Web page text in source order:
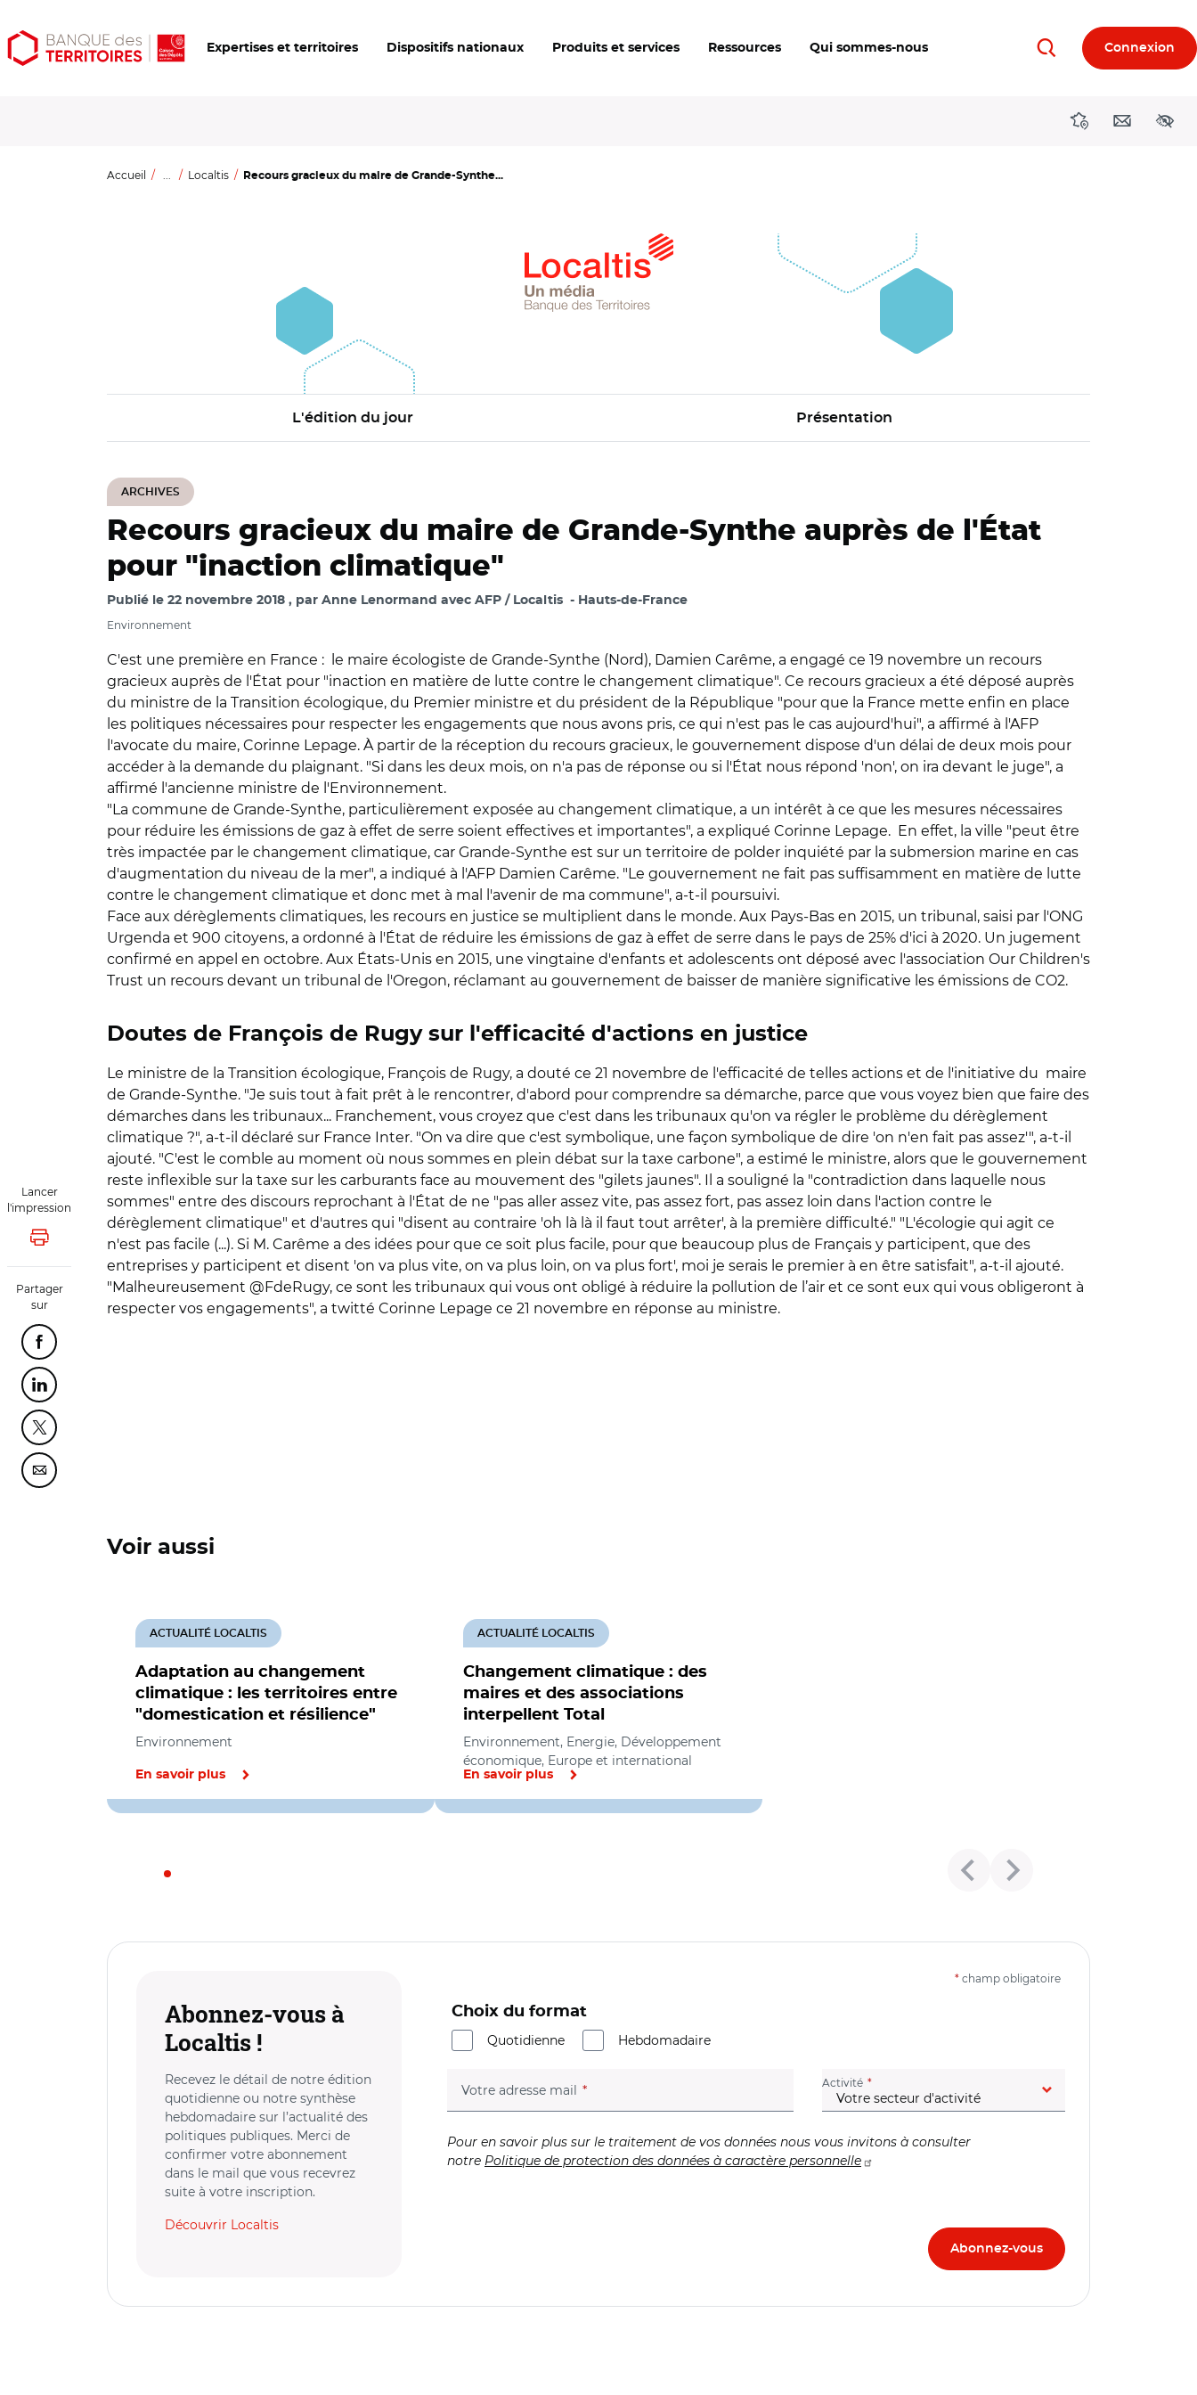
Aller
au
Aller
au
Ouvrir
les
Expertises et territoires Dispositifs nationaux Produits et services Ressources Qui sommes-nous RechercherConnexion
DirectionsContact
Accueil ... Localtis Recours gracieux du maire de Grande-Synthe...
L'édition du jour Présentation
ARCHIVES
Lancer
l'impression
Lancer l'impression
Partager
sur
Partager cette page sur Facebook
Partager cette page sur Linkedin
Partager cette page sur Twitter
Partager cette page sur Courriel
Recours gracieux du maire de Grande-Synthe auprès de l'État
pour "inaction climatique"
Publié le 22 novembre 2018 par Anne Lenormand avec AFP / Localtis Hauts-de-France
Environnement
C'est une première en France : le maire écologiste de Grande-Synthe (Nord), Damien Carême, a engagé ce 19 novembre un recours
gracieux auprès de l'État pour "inaction en matière de lutte contre le changement climatique". Ce recours gracieux a été déposé auprès
du ministre de la Transition écologique, du Premier ministre et du président de la République "pour que la France mette enfin en place
les politiques nécessaires pour respecter les engagements que nous avons pris, ce qui n'est pas le cas aujourd'hui", a affirmé à l'AFP
l'avocate du maire, Corinne Lepage. À partir de la réception du recours gracieux, le gouvernement dispose d'un délai de deux mois pour
accéder à la demande du plaignant. "Si dans les deux mois, on n'a pas de réponse ou si l'État nous répond 'non', on ira devant le juge", a
affirmé l'ancienne ministre de l'Environnement.
"La commune de Grande-Synthe, particulièrement exposée au changement climatique, a un intérêt à ce que les mesures nécessaires
pour réduire les émissions de gaz à effet de serre soient effectives et importantes", a expliqué Corinne Lepage. En effet, la ville "peut être
très impactée par le changement climatique, car Grande-Synthe est sur un territoire de polder inquiété par la submersion marine en cas
d'augmentation du niveau de la mer", a indiqué à l'AFP Damien Carême. "Le gouvernement ne fait pas suffisamment en matière de lutte
contre le changement climatique et donc met à mal l'avenir de ma commune", a-t-il poursuivi.
Face aux dérèglements climatiques, les recours en justice se multiplient dans le monde. Aux Pays-Bas en 2015, un tribunal, saisi par l'ONG
Urgenda et 900 citoyens, a ordonné à l'État de réduire les émissions de gaz à effet de serre dans le pays de 25% d'ici à 2020. Un jugement
confirmé en appel en octobre. Aux États-Unis en 2015, une vingtaine d'enfants et adolescents ont déposé avec l'association Our Children's
Trust un recours devant un tribunal de l'Oregon, réclamant au gouvernement de baisser de manière significative les émissions de CO2.
Doutes de François de Rugy sur l'efficacité d'actions en justice
Le ministre de la Transition écologique, François de Rugy, a douté ce 21 novembre de l'efficacité de telles actions et de l'initiative du maire
de Grande-Synthe. "Je suis tout à fait prêt à le rencontrer, d'abord pour comprendre sa démarche, parce que vous voyez bien que faire des
démarches dans les tribunaux... Franchement, vous croyez que c'est dans les tribunaux qu'on va régler le problème du dérèglement
climatique ?", a-t-il déclaré sur France Inter. "On va dire que c'est symbolique, une façon symbolique de dire 'on n'en fait pas assez'", a-t-il
ajouté. "C'est le comble au moment où nous sommes en plein débat sur la taxe carbone", a estimé le ministre, alors que le gouvernement
reste inflexible sur la taxe sur les carburants face au mouvement des "gilets jaunes". Il a souligné la "contradiction dans laquelle nous
sommes" entre des discours reprochant à l'État de ne "pas aller assez vite, pas assez fort, pas assez loin dans l'action contre le
dérèglement climatique" et d'autres qui "disent au contraire 'oh là là il faut tout arrêter', à la première difficulté." "L'écologie qui agit ce
n'est pas facile (...). Si M. Carême a des idées pour que ce soit plus facile, pour que beaucoup plus de Français y participent, que des
entreprises y participent et disent 'on va plus vite, on va plus loin, on va plus fort', moi je serais le premier à en être satisfait", a-t-il ajouté.
"Malheureusement @FdeRugy, ce sont les tribunaux qui vous ont obligé à réduire la pollution de l’air et ce sont eux qui vous obligeront à
respecter vos engagements", a twitté Corinne Lepage ce 21 novembre en réponse au ministre.
Voir aussi
Adaptation au changement
climatique : les territoires entre
"domestication et résilience"
ACTUALITÉ LOCALTIS
Environnement
En savoir plus
Changement climatique : des
maires et des associations
interpellent Total
ACTUALITÉ LOCALTIS
Environnement, Energie, Développement
économique, Europe et international
En savoir plus
Abonnez-vous à
Localtis !
Recevez le détail de notre édition
quotidienne ou notre synthèse
hebdomadaire sur l’actualité des
politiques publiques. Merci de
confirmer votre abonnement
dans le mail que vous recevrez
suite à votre inscription.
Découvrir Localtis
* champ obligatoire
Choix du format
Quotidienne
Hebdomadaire
Votre adresse mail (champ obligatoire) Activité (champ obligatoire)
Pour en savoir plus sur le traitement de vos données nous vous invitons à consulter
notre Politique de protection des données à caractère personnelle